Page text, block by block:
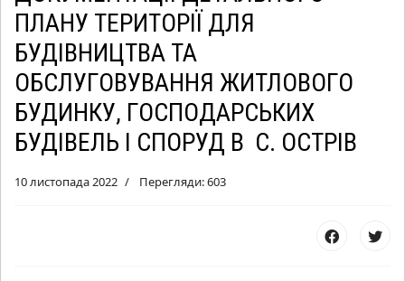
ПЛАНУ ТЕРИТОРІЇ ДЛЯ
БУДІВНИЦТВА ТА
ОБСЛУГОВУВАННЯ ЖИТЛОВОГО
БУДИНКУ, ГОСПОДАРСЬКИХ
БУДІВЕЛЬ І СПОРУД В С. ОСТРІВ
10 листопада 2022 Перегляди: 603